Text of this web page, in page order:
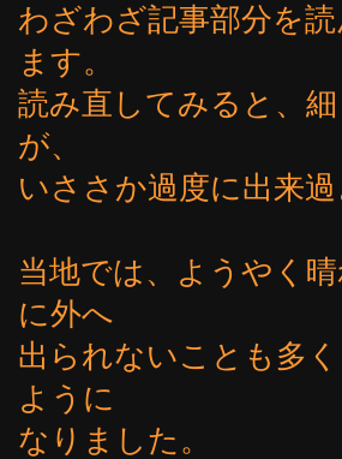
わざわざ記事部分を
ます。
読み直してみると、
が、
いささか過度に出来
当地では、ようやく
に外へ
出られないことも多
ように
なりました。